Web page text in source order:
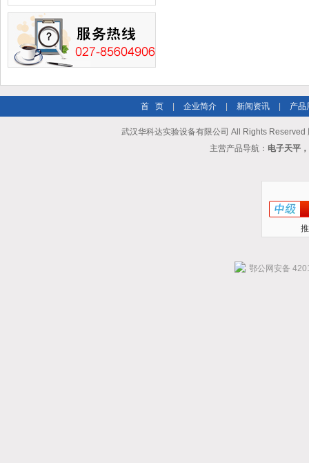
首 页 企业简介 新闻资讯 产品
武汉华科达实验设备有限公司 All Rights Reserved
主营产品导航： 电子天平
鄂公网安备